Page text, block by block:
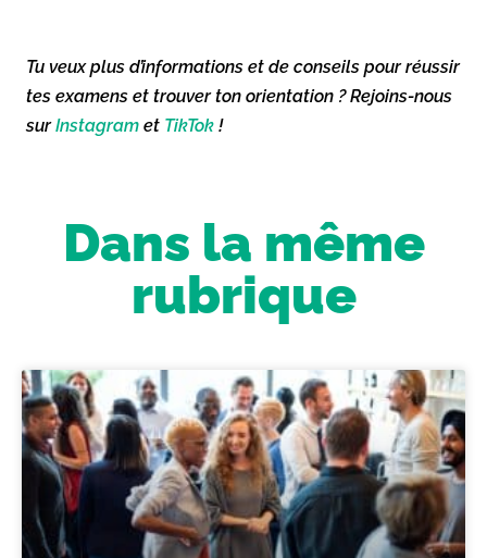
Tu veux plus d’informations et de conseils pour réussir
tes examens et trouver ton orientation ? Rejoins-nous
surInstagram et TikTok !
Dans la même
rubrique